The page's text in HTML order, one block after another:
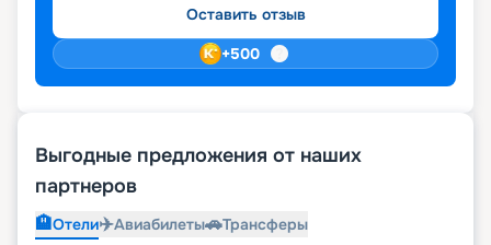
Оставить отзыв
+500
Выгодные предложения от наших
партнеров
🏨Отели✈️Авиабилеты🚗Трансферы